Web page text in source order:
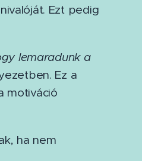
Ezt pedig
lemaradunk a
Ez a
motiváció
ha nem